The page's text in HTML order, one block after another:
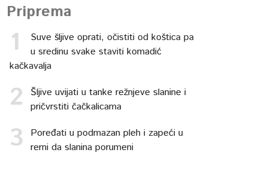
Priprema
Suve šljive oprati, očistiti od koštica pa
u sredinu svake staviti komadić
kačkavalja
Šljive uvijati u tanke režnjeve slanine i
pričvrstiti čačkalicama
Poređati u podmazan pleh i zapeći u
rerni da slanina porumeni